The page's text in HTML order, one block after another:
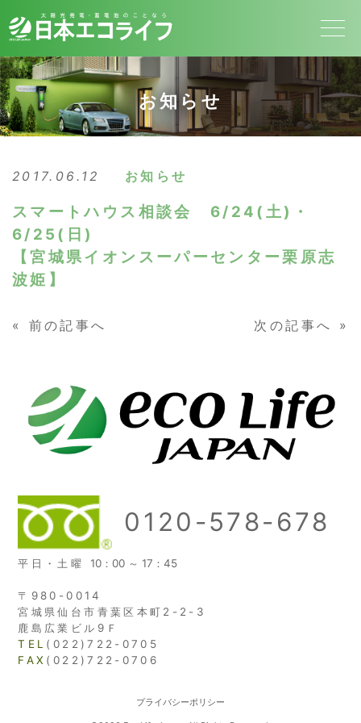
お知らせ
2017.06.12 お知らせ
スマートハウス相談会 6/24(土)・
6/25(日)
【宮城県イオンスーパーセンター栗原志
波姫】
« 前の記事へ 次の記事へ »
0120-578-678
平日・土曜 10：00 ～ 17：45
〒980-0014
宮城県仙台市青葉区本町2-2-3
鹿島広業ビル9Ｆ
TEL (022)722-0705
FAX (022)722-0706
プライバシーポリシー